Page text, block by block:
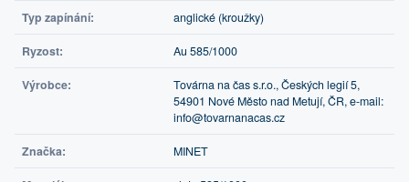
Typ zapínání: anglické (kroužky)
Ryzost: Au 585/1000
Výrobce:
Továrna na čas s.r.o., Českých legií 5,
54901 Nové Město nad Metují, ČR, e-mail:
info@tovarnanacas.cz
Značka: MINET